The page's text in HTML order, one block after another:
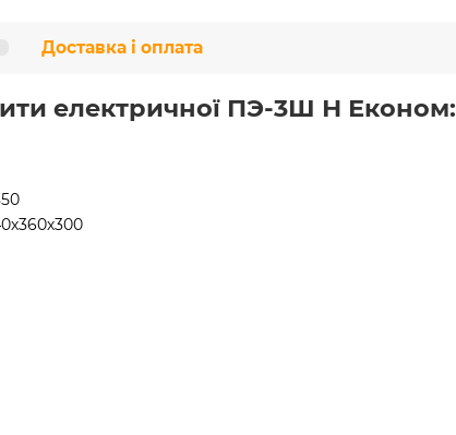
Доставка і оплата
електричної ПЭ-3Ш Н Економ: